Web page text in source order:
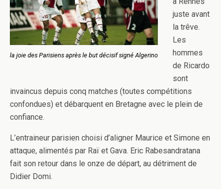
la joie des Parisiens après le but décisif signé Algerino
juste avant
la trêve.
Les
hommes
de Ricardo
sont
invaincus depuis conq matches (toutes compétitions
confondues) et débarquent en Bretagne avec le plein de
confiance.
L’entraineur parisien choisi d’aligner Maurice et Simone en
attaque, alimentés par Raï et Gava. Eric Rabesandratana
fait son retour dans le onze de départ, au détriment de
Didier Domi.